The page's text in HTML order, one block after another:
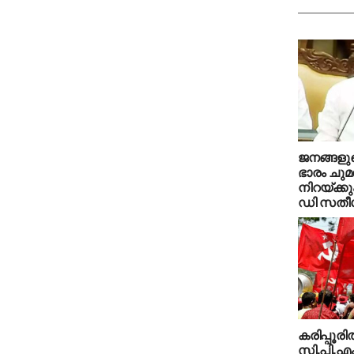
ഭാരം
ഡി